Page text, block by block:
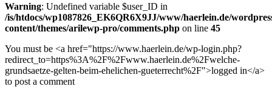
Warning: Undefined variable $user_ID in
/is/htdocs/wp1087826_EK6QR6X9JJ/www/haerlein.de/
content/themes/arilewp-pro/comments.php on line 45
You must be <a href="https://www.haerlein.de/wp-login.php?
redirect_to=https%3A%2F%2Fwww.haerlein.de%2Fwelche-
grundsaetze-gelten-beim-ehelichen-gueterrecht%2F">logged in</a>
to post a comment